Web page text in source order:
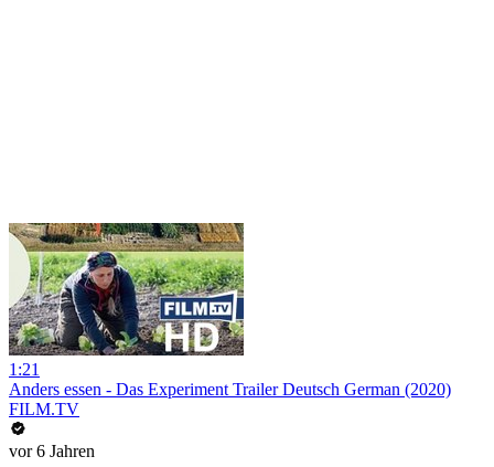
1:21
Anders essen - Das Experiment Trailer Deutsch German (2020)
FILM.TV
vor 6 Jahren